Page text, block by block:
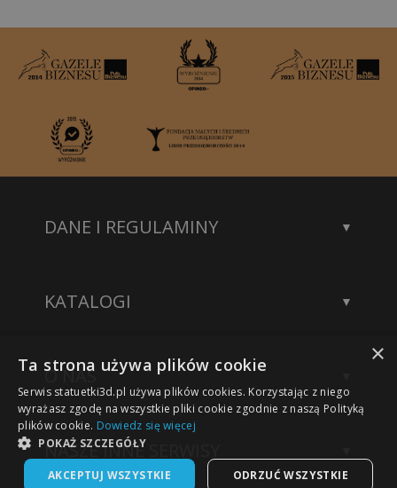
DANE I REGULAMINY
Polityka prywatności
KATALOGI
Katalog akcesoriów
Katalog modeli 3D
O NAS
Wykonane projekty
Nasze sukcesy
Technologia grawerowania
Statuetki na zamówienie
NASZE INNE SERWISY
Sklep Kwiaty3D.pl
×
Ta strona używa plików cookie
Serwis statuetki3d.pl używa plików cookies. Korzystając z niego
wyrażasz zgodę na wszystkie pliki cookie zgodnie z naszą Polityką
plików cookie. Dowiedz się więcej
POKAŻ SZCZEGÓŁY
AKCEPTUJ WSZYSTKIE ODRZUĆ WSZYSTKIE